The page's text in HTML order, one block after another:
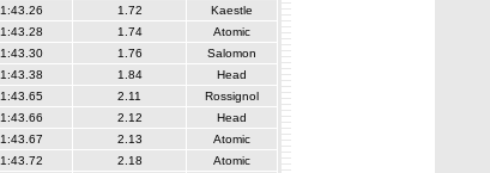
1:43.26 1.72
Kaestle
1:43.28 1.74
Atomic
1:43.30 1.76
Salomon
1:43.38 1.84
Head
1:43.65 2.11
Rossignol
1:43.66 2.12
Head
1:43.67 2.13
Atomic
1:43.72 2.18
Atomic